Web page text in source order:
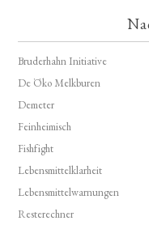
Bruderhahn Initiative
De Öko Melkburen
Demeter
Feinheimisch
Fishfight
Lebensmittelklarheit
Lebensmittelwarnungen
Resterechner